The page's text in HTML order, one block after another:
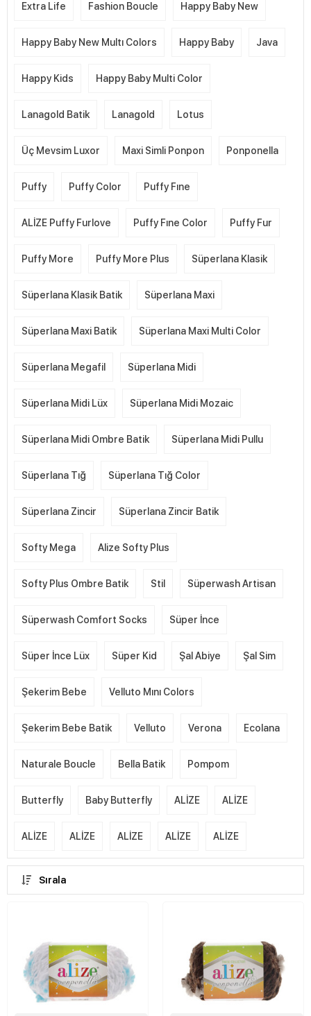
Extra Life Fashion Boucle Happy Baby New
Happy Baby New Multı Colors Happy Baby Java
Happy Kids Happy Baby Multi Color
Lanagold Batik Lanagold Lotus
Üç Mevsim Luxor Maxi Simli Ponpon Ponponella
Puffy Puffy Color Puffy Fıne
ALİZE Puffy Furlove Puffy Fıne Color Puffy Fur
Puffy More Puffy More Plus Süperlana Klasik
Süperlana Klasik Batik Süperlana Maxi
Süperlana Maxi Batik Süperlana Maxi Multi Color
Süperlana Megafil Süperlana Midi
Süperlana Midi Lüx Süperlana Midi Mozaic
Süperlana Midi Ombre Batik Süperlana Midi Pullu
Süperlana Tığ Süperlana Tığ Color
Süperlana Zincir Süperlana Zincir Batik
Softy Mega Alize Softy Plus
Softy Plus Ombre Batik Stil Süperwash Artisan
Süperwash Comfort Socks Süper İnce
Süper İnce Lüx Süper Kid Şal Abiye Şal Sim
Şekerim Bebe Velluto Mını Colors
Şekerim Bebe Batik Velluto Verona Ecolana
Naturale Boucle Bella Batik Pompom
Butterfly Baby Butterfly ALİZE ALİZE
ALİZE ALİZE ALİZE ALİZE ALİZE
Sırala